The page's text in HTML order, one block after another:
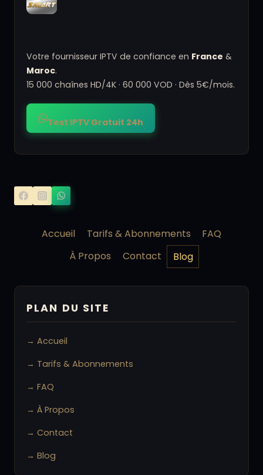
Votre fournisseur IPTV de confiance en France &
Maroc.
15 000 chaînes HD/4K · 60 000 VOD · Dès 5€/mois.
Test IPTV Gratuit 24h
Accueil Tarifs & Abonnements
FAQ
À Propos
Contact Blog
PLAN DU SITE
→ Accueil
→ Tarifs & Abonnements
→ FAQ
→ À Propos
→ Contact
→ Blog